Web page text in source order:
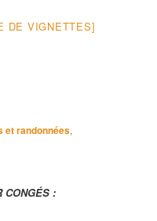
DE VIGNETTES]
et randonnées,
CONGÉS :